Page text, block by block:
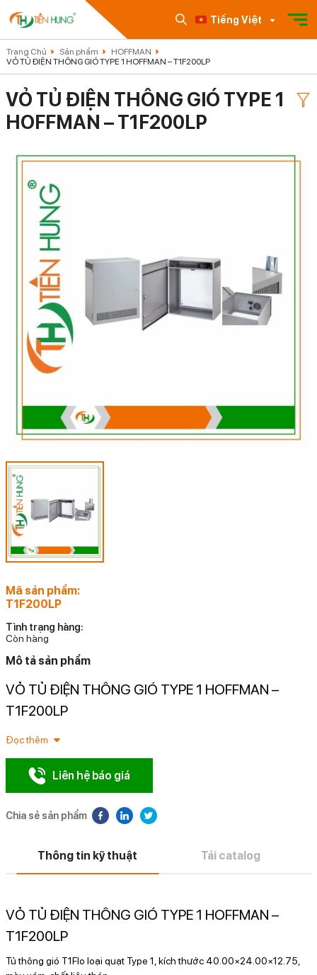
Tiếng Việt
Trang Chủ Sản phẩm
HOFFMAN
VỎ TỦ ĐIỆN THÔNG GIÓ TYPE 1 HOFFMAN – T1F200LP
VỎ TỦ ĐIỆN THÔNG GIÓ TYPE 1
HOFFMAN – T1F200LP
Mã sản phẩm:
T1F200LP
Tình trạng hàng:
Còn hàng
Mô tả sản phẩm
VỎ TỦ ĐIỆN THÔNG GIÓ TYPE 1 HOFFMAN –
T1F200LP
Đọc thêm
Liên hệ báo giá
Chia sẻ sản phẩm
Thông tin kỹ thuật Tải catalog
VỎ TỦ ĐIỆN THÔNG GIÓ TYPE 1 HOFFMAN –
T1F200LP
Tủ thông gió T1Flo loại quạt Type 1, kích thước 40.00×24.00×12.75,